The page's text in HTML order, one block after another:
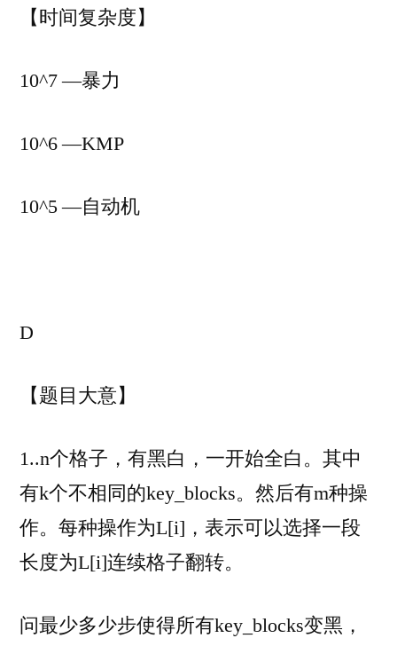
【时间复杂度】
10^7 —暴力
10^6 —KMP
10^5 —自动机
D
【题目大意】
1..n个格子，有黑白，一开始全白。其中
有k个不相同的key_blocks。然后有m种操
作。每种操作为L[i]，表示可以选择一段
长度为L[i]连续格子翻转。
问最少多少步使得所有key_blocks变黑，